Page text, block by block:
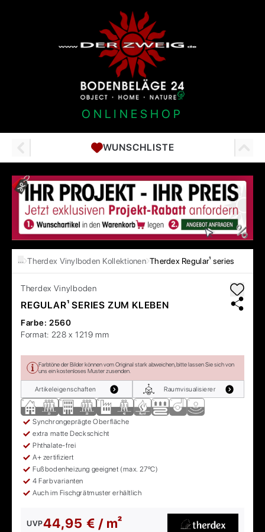
ONLINESHOP
WUNSCHLISTE
… Therdex Vinylboden Kollektionen Therdex Regular¹ series
Therdex Vinylboden
REGULAR¹ SERIES ZUM KLEBEN
Farbe: 2560
Format: 228 x 1219 mm
Farbtöne der Bilder können vom Original stark abweichen, bitte lassen Sie sich von
uns ein kostenloses Muster zusenden.
Artikeleigenschaften Raumvisualisierer
Synchrongeprägte Oberfläche
extra matte Deckschicht
Phthalate-frei
A+ zertifiziert
Fußbodenheizung geeignet (max. 27ºC)
4 Farbvarianten
Auch im Fischgrätmuster erhältlich
UVP44,95 € / m²